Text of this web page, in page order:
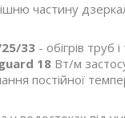
частину
33 - обігрів труб
18 Вт/м
постійної